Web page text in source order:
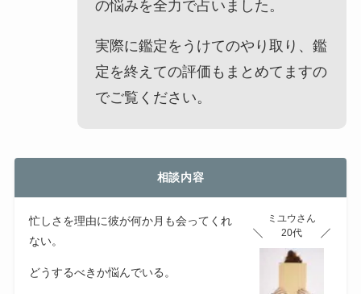
の悩みを全力で占いました。
実際に鑑定をうけてのやり取り、鑑
定を終えての評価もまとめてますの
でご覧ください。
相談内容
忙しさを理由に彼が何か月も会ってくれ
ない。
どうするべきか悩んでいる。
ミユウさん
20代